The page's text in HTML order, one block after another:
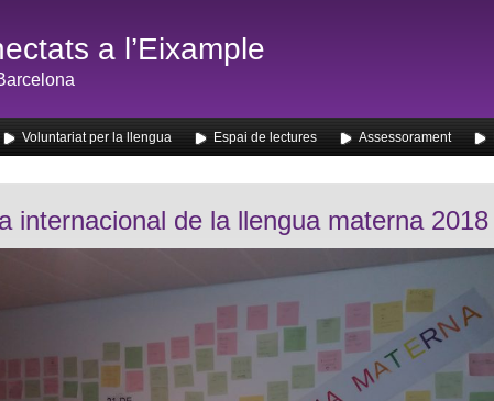
a l’Eixample
Voluntariat per la llengua Espai de lectures Assessorament
internacional de la llengua materna 2018